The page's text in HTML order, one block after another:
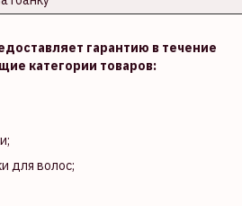
гарантию в течение
категории товаров:
для волос;